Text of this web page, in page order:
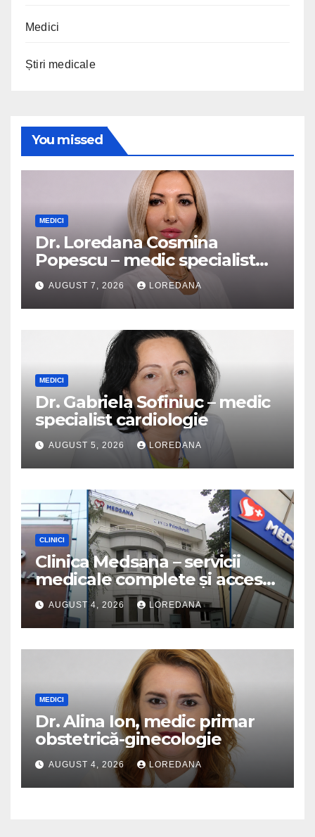
Medici
Știri medicale
You missed
MEDICI
Dr. Loredana Cosmina
Popescu – medic specialist
dermatologie
AUGUST 7, 2026 LOREDANA
MEDICI
Dr. Gabriela Sofiniuc – medic
specialist cardiologie
AUGUST 5, 2026 LOREDANA
CLINICI
Clinica Medsana – servicii
medicale complete și acces
la specialiști cu experiență
AUGUST 4, 2026 LOREDANA
MEDICI
Dr. Alina Ion, medic primar
obstetrică-ginecologie
AUGUST 4, 2026 LOREDANA